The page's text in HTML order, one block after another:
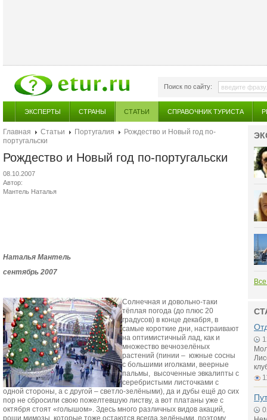
Поиск по сайту:
ЭКСПЕРТЫ СТРАНЫ СТАТЬИ СПРАВОЧНИК ТУРИСТА
Главная Статьи Португалия
Рождество и Новый год по-
португальски
Рождество и Новый год по-португальски
08.10.2007
Автор:
Мантель Наталья
Наталья Мантель
сентябрь 2007
Солнечная и довольно-таки
тёплая погода (до плюс 20
градусов) в конце декабря, в
самые короткие дни, настраивают
на оптимистичный лад, как и
множество вечнозелёных
растений (пинии – южные сосны
с большими иголками, веерные
пальмы, высоченные эвкалипты с
серебристыми листочками с
одной стороны, а с другой – светло-зелёными), да и дубы ещё до сих
пор не сбросили свою пожелтевшую листву, а вот платаны уже с
октября стоят «голышом». Здесь много различных видов акаций,
рощи мимозы, которые тоже остаются всегда зелёными, поэтому